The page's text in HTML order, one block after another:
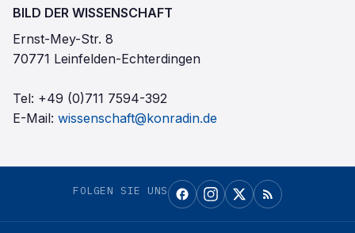
BILD DER WISSENSCHAFT
Ernst-Mey-Str. 8
70771 Leinfelden-Echterdingen
Tel: +49 (0)711 7594-392
E-Mail: wissenschaft@konradin.de
FOLGEN SIE UNS